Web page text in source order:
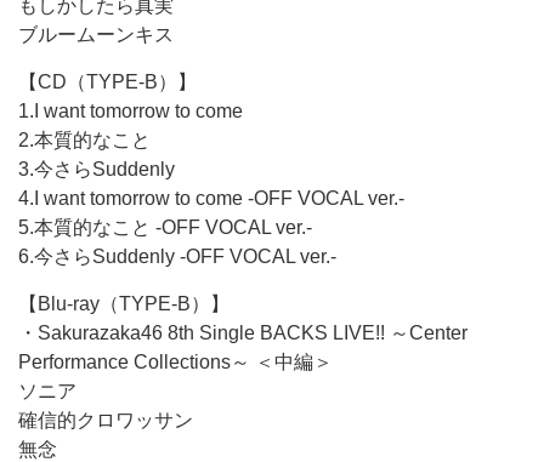
もしかしたら真実
ブルームーンキス
【CD（TYPE-B）】
1.I want tomorrow to come
2.本質的なこと
3.今さらSuddenly
4.I want tomorrow to come -OFF VOCAL ver.-
5.本質的なこと -OFF VOCAL ver.-
6.今さらSuddenly -OFF VOCAL ver.-
【Blu-ray（TYPE-B）】
・Sakurazaka46 8th Single BACKS LIVE!! ～Center
Performance Collections～ ＜中編＞
ソニア
確信的クロワッサン
無念